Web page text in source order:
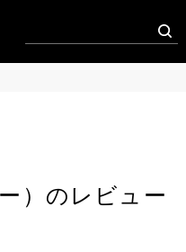
ペーン」 到着｜2026AW「シフ
）のレビュー